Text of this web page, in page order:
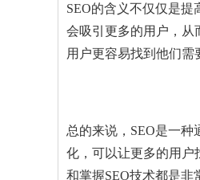
SEO的含义不仅仅是
会吸引更多的用户，从
用户更容易找到他们需
总的来说，SEO是一
化，可以让更多的用户
和掌握SEO技术都是